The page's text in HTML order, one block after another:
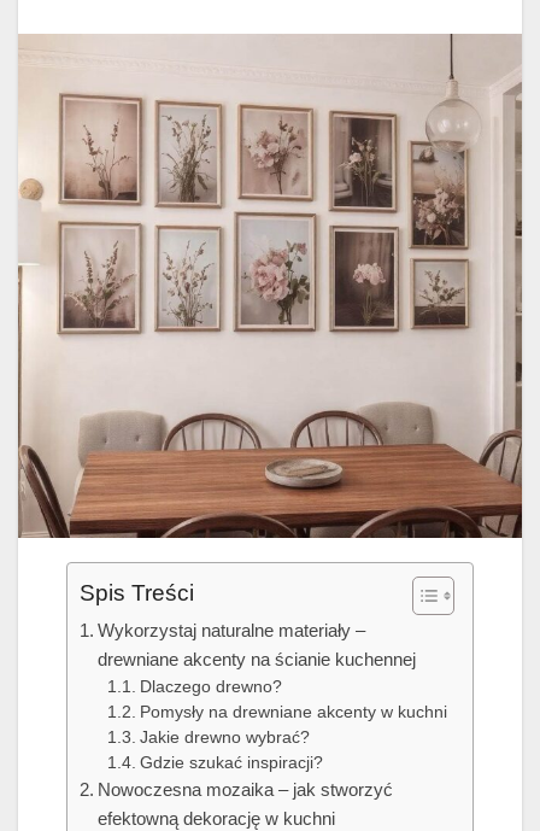
Spis Treści
Wykorzystaj naturalne materiały –
drewniane akcenty na ścianie kuchennej
Dlaczego drewno?
Pomysły na drewniane akcenty w kuchni
Jakie drewno wybrać?
Gdzie szukać inspiracji?
Nowoczesna mozaika – jak stworzyć
efektowną dekorację w kuchni